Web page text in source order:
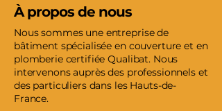
À propos de nous
Nous sommes une entreprise de
bâtiment spécialisée en couverture et en
plomberie certifiée Qualibat. Nous
intervenons auprès des professionnels et
des particuliers dans les Hauts-de-
France.